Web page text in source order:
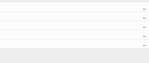
..
..
..
..
..